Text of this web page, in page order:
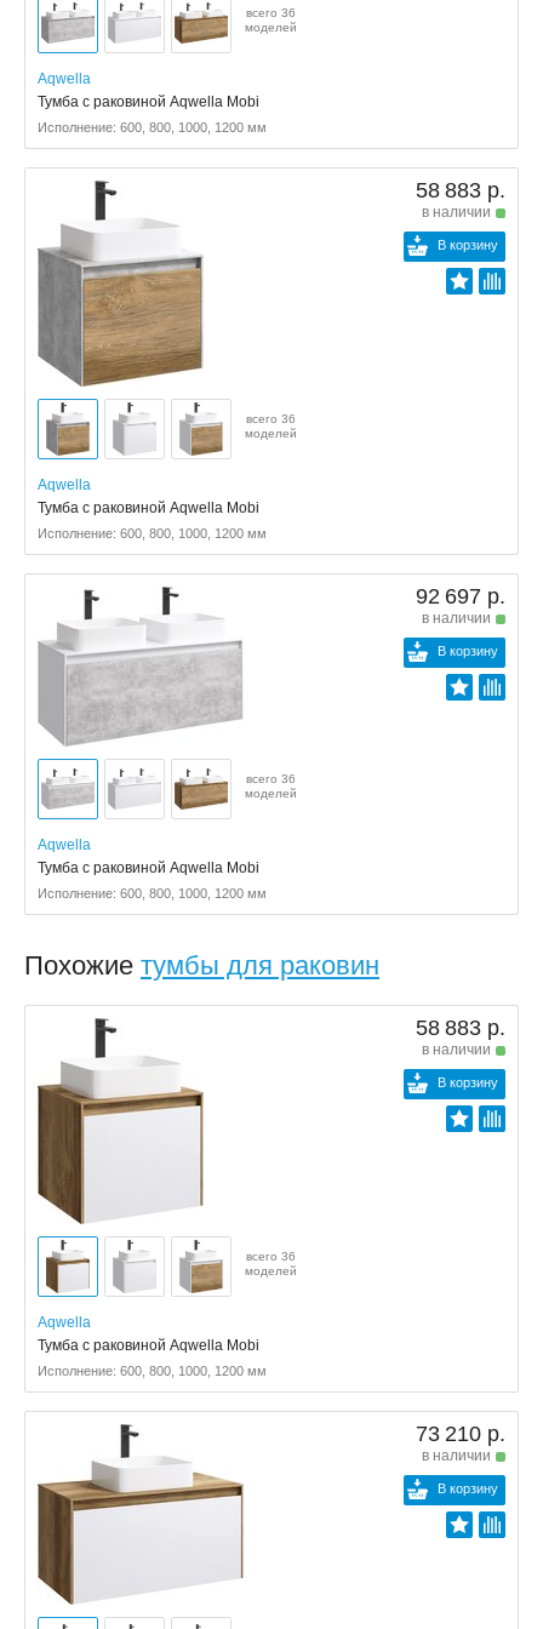
всего 36
моделей
Aqwella
Тумба с раковиной Aqwella Mobi
Исполнение: 600, 800, 1000, 1200 мм
58 883 р.
в наличии
В корзину
всего 36
моделей
Aqwella
Тумба с раковиной Aqwella Mobi
Исполнение: 600, 800, 1000, 1200 мм
92 697 р.
в наличии
В корзину
всего 36
моделей
Aqwella
Тумба с раковиной Aqwella Mobi
Исполнение: 600, 800, 1000, 1200 мм
Похожие тумбы для раковин
58 883 р.
в наличии
В корзину
всего 36
моделей
Aqwella
Тумба с раковиной Aqwella Mobi
Исполнение: 600, 800, 1000, 1200 мм
73 210 р.
в наличии
В корзину